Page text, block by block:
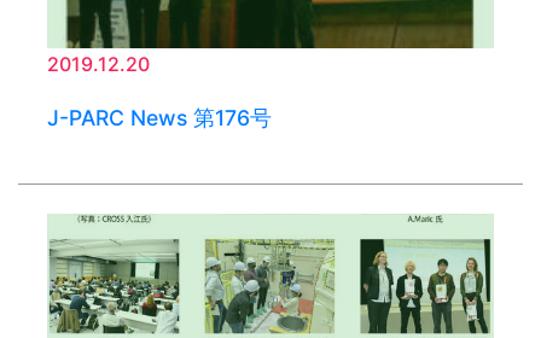
2019.12.20
J-PARC News 第176号